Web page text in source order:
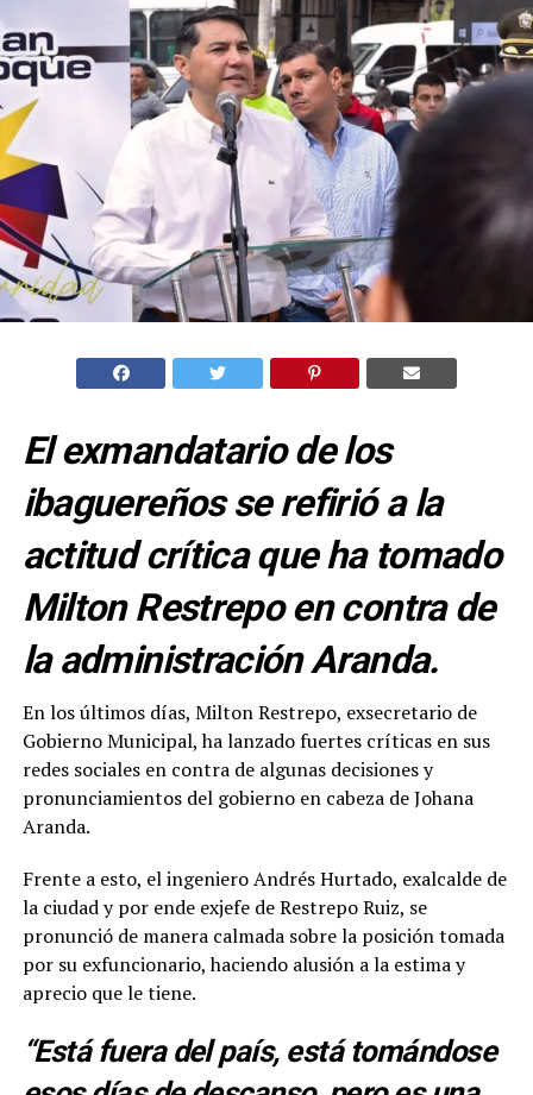
El exmandatario de los
ibaguereños se refirió a la
actitud crítica que ha tomado
Milton Restrepo en contra de
la administración Aranda.
En los últimos días, Milton Restrepo, exsecretario de
Gobierno Municipal, ha lanzado fuertes críticas en sus
redes sociales en contra de algunas decisiones y
pronunciamientos del gobierno en cabeza de Johana
Aranda.
Frente a esto, el ingeniero Andrés Hurtado, exalcalde de
la ciudad y por ende exjefe de Restrepo Ruiz, se
pronunció de manera calmada sobre la posición tomada
por su exfuncionario, haciendo alusión a la estima y
aprecio que le tiene.
“Está fuera del país, está tomándose